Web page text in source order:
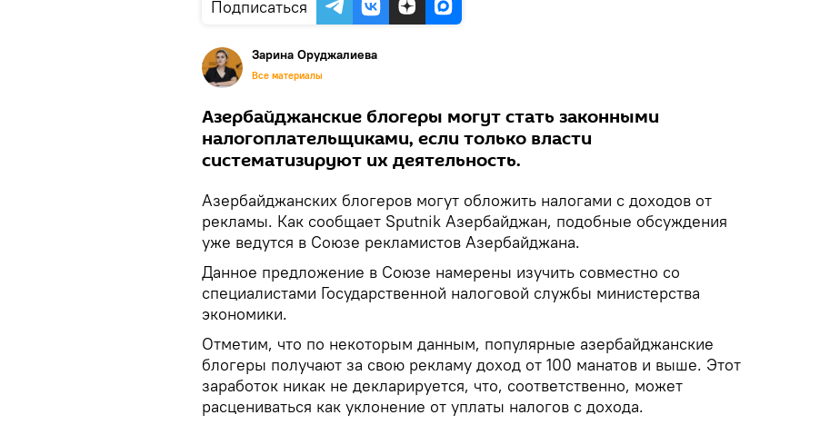
Подписаться
Зарина Оруджалиева
Все материалы
Азербайджанские блогеры могут стать законными
налогоплательщиками, если только власти
систематизируют их деятельность.
Азербайджанских блогеров могут обложить налогами с доходов от
рекламы. Как сообщает Sputnik Азербайджан, подобные обсуждения
уже ведутся в Союзе рекламистов Азербайджана.
Данное предложение в Союзе намерены изучить совместно со
специалистами Государственной налоговой службы министерства
экономики.
Отметим, что по некоторым данным, популярные азербайджанские
блогеры получают за свою рекламу доход от 100 манатов и выше. Этот
заработок никак не декларируется, что, соответственно, может
расцениваться как уклонение от уплаты налогов с дохода.